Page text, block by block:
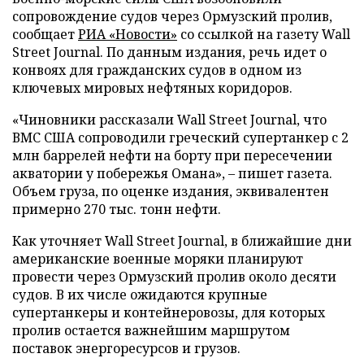
сопровождение судов через Ормузский пролив,
сообщаетРИА «Новости» со ссылкой на газету Wall
Street Journal. По данным издания, речь идет о
конвоях для гражданских судов в одном из
ключевых мировых нефтяных коридоров.
«Чиновники рассказали Wall Street Journal, что
ВМС США сопроводили греческий супертанкер с 2
млн баррелей нефти на борту при пересечении
акватории у побережья Омана», – пишет газета.
Объем груза, по оценке издания, эквивалентен
примерно 270 тыс. тонн нефти.
Как уточняет Wall Street Journal, в ближайшие дни
американские военные моряки планируют
провести через Ормузский пролив около десяти
судов. В их числе ожидаются крупные
супертанкеры и контейнеровозы, для которых
пролив остается важнейшим маршрутом
поставок энергоресурсов и грузов.